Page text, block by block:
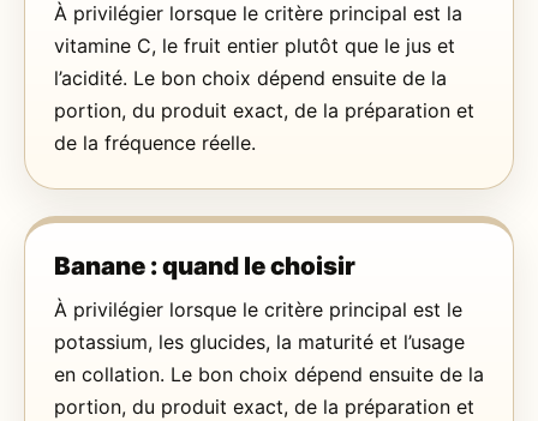
À privilégier lorsque le critère principal est la
vitamine C, le fruit entier plutôt que le jus et
l’acidité. Le bon choix dépend ensuite de la
portion, du produit exact, de la préparation et
de la fréquence réelle.
Banane : quand le choisir
À privilégier lorsque le critère principal est le
potassium, les glucides, la maturité et l’usage
en collation. Le bon choix dépend ensuite de la
portion, du produit exact, de la préparation et